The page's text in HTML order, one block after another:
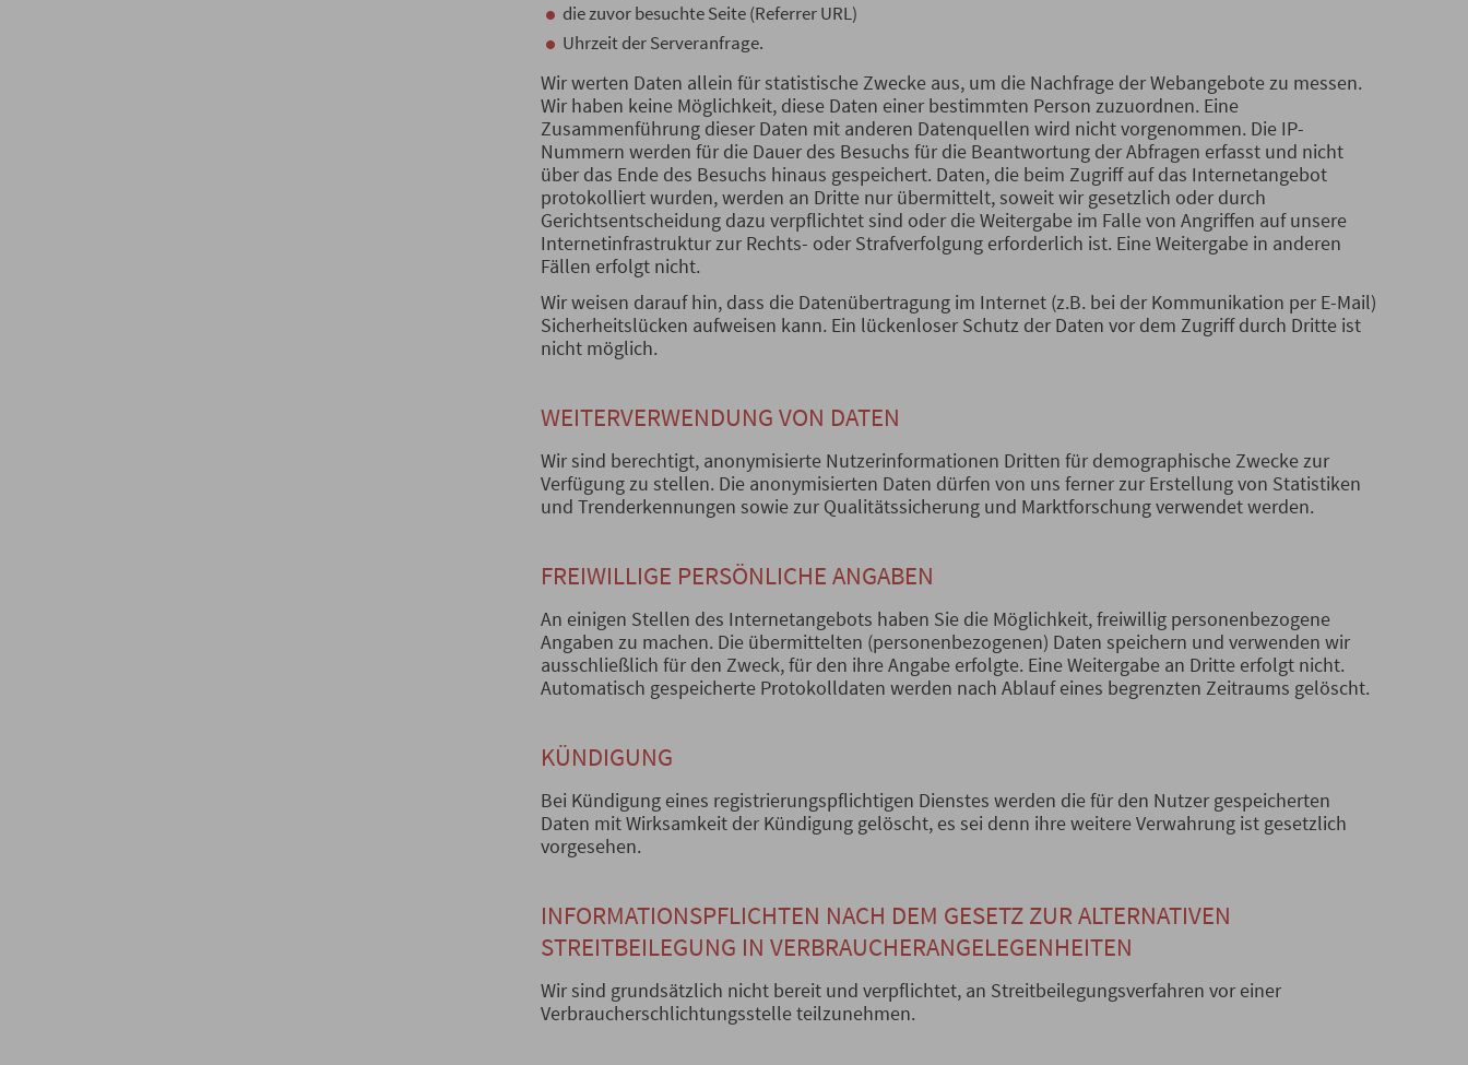
die zuvor besuchte Seite (Referrer URL)
Uhrzeit der Serveranfrage.
Wir werten Daten allein für statistische Zwecke aus, um die Nachfrage der Webangebote zu messen.
Wir haben keine Möglichkeit, diese Daten einer bestimmten Person zuzuordnen. Eine
Zusammenführung dieser Daten mit anderen Datenquellen wird nicht vorgenommen. Die IP-
Nummern werden für die Dauer des Besuchs für die Beantwortung der Abfragen erfasst und nicht
über das Ende des Besuchs hinaus gespeichert. Daten, die beim Zugriff auf das Internetangebot
protokolliert wurden, werden an Dritte nur übermittelt, soweit wir gesetzlich oder durch
Gerichtsentscheidung dazu verpflichtet sind oder die Weitergabe im Falle von Angriffen auf unsere
Internetinfrastruktur zur Rechts- oder Strafverfolgung erforderlich ist. Eine Weitergabe in anderen
Fällen erfolgt nicht.
Wir weisen darauf hin, dass die Datenübertragung im Internet (z.B. bei der Kommunikation per E-Mail)
Sicherheitslücken aufweisen kann. Ein lückenloser Schutz der Daten vor dem Zugriff durch Dritte ist
nicht möglich.
WEITERVERWENDUNG VON DATEN
Wir sind berechtigt, anonymisierte Nutzerinformationen Dritten für demographische Zwecke zur
Verfügung zu stellen. Die anonymisierten Daten dürfen von uns ferner zur Erstellung von Statistiken
und Trenderkennungen sowie zur Qualitätssicherung und Marktforschung verwendet werden.
FREIWILLIGE PERSÖNLICHE ANGABEN
An einigen Stellen des Internetangebots haben Sie die Möglichkeit, freiwillig personenbezogene
Angaben zu machen. Die übermittelten (personenbezogenen) Daten speichern und verwenden wir
ausschließlich für den Zweck, für den ihre Angabe erfolgte. Eine Weitergabe an Dritte erfolgt nicht.
Automatisch gespeicherte Protokolldaten werden nach Ablauf eines begrenzten Zeitraums gelöscht.
KÜNDIGUNG
Bei Kündigung eines registrierungspflichtigen Dienstes werden die für den Nutzer gespeicherten
Daten mit Wirksamkeit der Kündigung gelöscht, es sei denn ihre weitere Verwahrung ist gesetzlich
vorgesehen.
INFORMATIONSPFLICHTEN NACH DEM GESETZ ZUR ALTERNATIVEN
STREITBEILEGUNG IN VERBRAUCHERANGELEGENHEITEN
Wir sind grundsätzlich nicht bereit und verpflichtet, an Streitbeilegungsverfahren vor einer
Verbraucherschlichtungsstelle teilzunehmen.